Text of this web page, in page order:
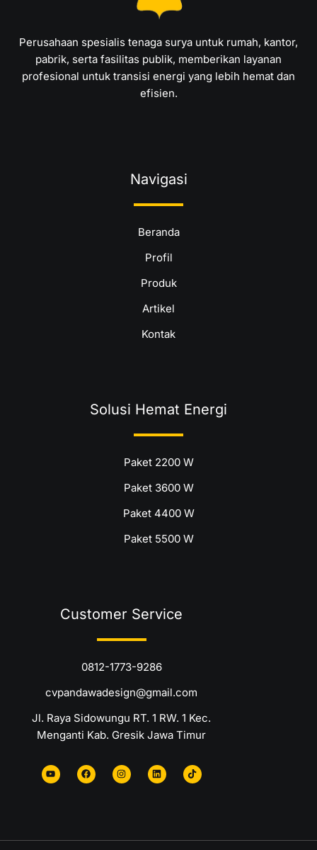
Perusahaan spesialis tenaga surya untuk rumah, kantor,
pabrik, serta fasilitas publik, memberikan layanan
profesional untuk transisi energi yang lebih hemat dan
efisien.
Navigasi
Beranda
Profil
Produk
Artikel
Kontak
Solusi Hemat Energi
Paket 2200 W
Paket 3600 W
Paket 4400 W
Paket 5500 W
Customer Service
0812-1773-9286
cvpandawadesign@gmail.com
Jl. Raya Sidowungu RT. 1 RW. 1 Kec.
Menganti Kab. Gresik Jawa Timur
u
t
u
c
e
b
s
t
a
n
k
e
k
t
o